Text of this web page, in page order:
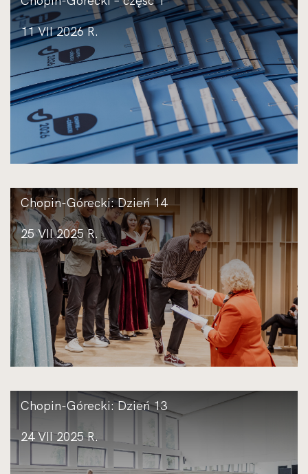
11 VII 2026 R.
Chopin-Górecki: Dzień 14
25 VII 2025 R.
Chopin-Górecki: Dzień 13
24 VII 2025 R.